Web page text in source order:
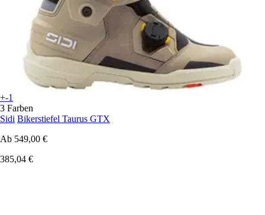
+-1
3 Farben
Sidi Bikerstiefel Taurus GTX
Ab 549,00 €
385,04 €